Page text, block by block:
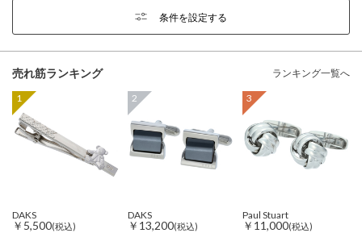
条件を設定する
売れ筋ランキング ランキング一覧へ
1
DAKS
￥5,500(税込)
2
DAKS
￥13,200(税込)
3
Paul Stuart
￥11,000(税込)